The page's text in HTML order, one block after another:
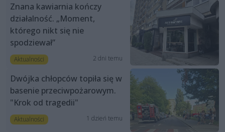
Znana kawiarnia kończy
działalność. „Moment,
którego nikt się nie
spodziewał”
Aktualności 2 dni temu
Dwójka chłopców topiła się w
basenie przeciwpożarowym.
"Krok od tragedii"
Aktualności 1 dzień temu